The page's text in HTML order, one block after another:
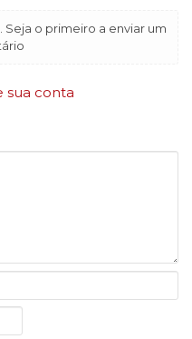
o primeiro a enviar um
sua conta